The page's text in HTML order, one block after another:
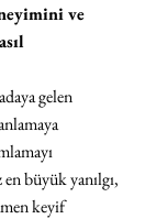
ve
gelen
büyük yanılgı,
keyif